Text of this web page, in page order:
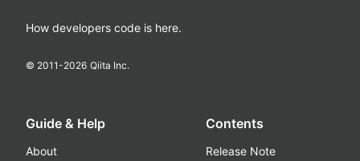
How developers code is here.
© 2011-2026 Qiita Inc.
Guide & Help
About
Contents
Release Note